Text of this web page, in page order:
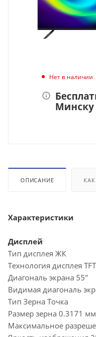
Нет в наличии
Минску
ОПИСАНИЕ
Характеристики
Дисплей
Тип дисплея ЖК
Технология дисплея
Диагональ экрана 55"
Видимая диагональ
Тип Зерна Точка
Размер зерна 0.3171 мм
Максимальное